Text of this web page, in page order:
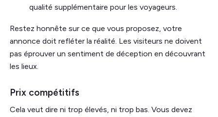
qualité supplémentaire pour les voyageurs.
Restez honnête sur ce que vous proposez, votre
annonce doit refléter la réalité. Les visiteurs ne doivent
pas éprouver un sentiment de déception en découvrant
les lieux.
Prix compétitifs
Cela veut dire ni trop élevés, ni trop bas. Vous devez